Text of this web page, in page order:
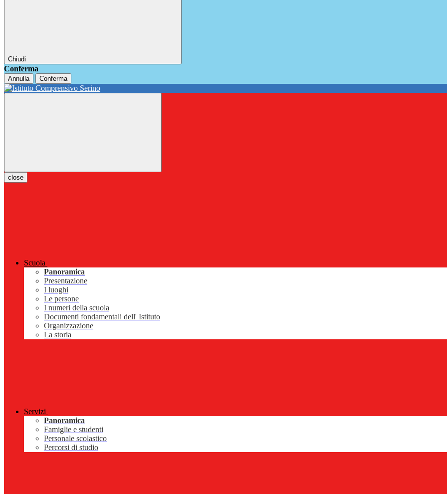
Chiudi
Conferma
Annulla Conferma
close
Scuola
Panoramica
Presentazione
I luoghi
Le persone
I numeri della scuola
Documenti fondamentali dell' Istituto
Organizzazione
La storia
Servizi
Panoramica
Famiglie e studenti
Personale scolastico
Percorsi di studio